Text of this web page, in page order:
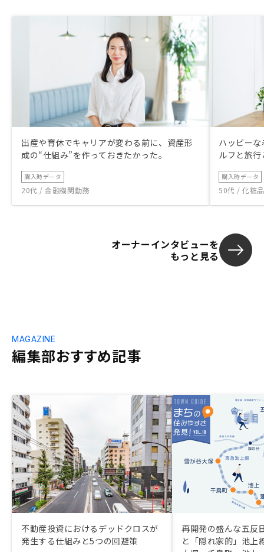
出産や育休でキャリアが変わる前に、資産形
成の“仕組み”を作っておきたかった。
購入時データ
20代 / 金融機関勤務
ハッピー
ルフと旅
購入時データ
50代 / 化粧
オーナーインタビューを
もっと見る
編集部おすすめ記事
MAGAZINE
不動産投資におけるデッドクロスが
発生する仕組みと5つの回避策
再開発の盛んな五反
と「隠れ家的」池上